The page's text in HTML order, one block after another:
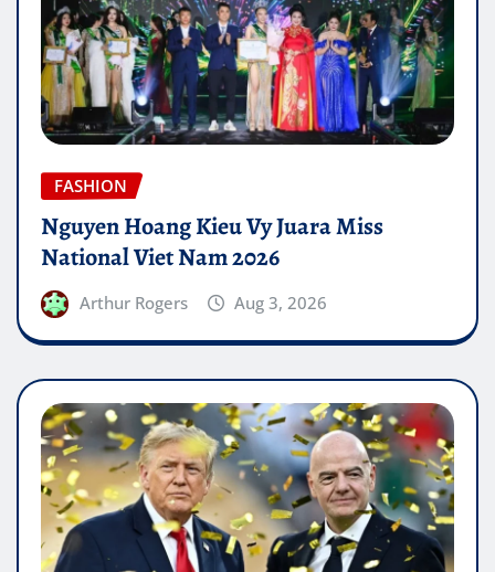
FASHION
Nguyen Hoang Kieu Vy Juara Miss
National Viet Nam 2026
Arthur Rogers Aug 3, 2026